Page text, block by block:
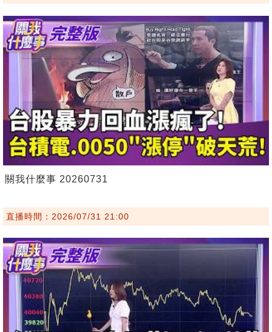
關我什麼事 20260731
直播時間：2026/07/31 21:00